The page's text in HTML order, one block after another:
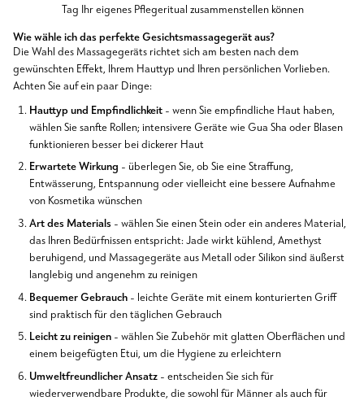
Tag Ihr eigenes Pflegeritual zusammenstellen können
Wie wähle ich das perfekte Gesichtsmassagegerät aus?
Die Wahl des Massagegeräts richtet sich am besten nach dem
gewünschten Effekt, Ihrem Hauttyp und Ihren persönlichen Vorlieben.
Achten Sie auf ein paar Dinge:
Hauttyp und Empfindlichkeit - wenn Sie empfindliche Haut haben,
wählen Sie sanfte Rollen; intensivere Geräte wie Gua Sha oder Blasen
funktionieren besser bei dickerer Haut
Erwartete Wirkung - überlegen Sie, ob Sie eine Straffung,
Entwässerung, Entspannung oder vielleicht eine bessere Aufnahme
von Kosmetika wünschen
Art des Materials - wählen Sie einen Stein oder ein anderes Material,
das Ihren Bedürfnissen entspricht: Jade wirkt kühlend, Amethyst
beruhigend, und Massagegeräte aus Metall oder Silikon sind äußerst
langlebig und angenehm zu reinigen
Bequemer Gebrauch - leichte Geräte mit einem konturierten Griff
sind praktisch für den täglichen Gebrauch
Leicht zu reinigen - wählen Sie Zubehör mit glatten Oberflächen und
einem beigefügten Etui, um die Hygiene zu erleichtern
Umweltfreundlicher Ansatz - entscheiden Sie sich für
wiederverwendbare Produkte, die sowohl für Männer als auch für